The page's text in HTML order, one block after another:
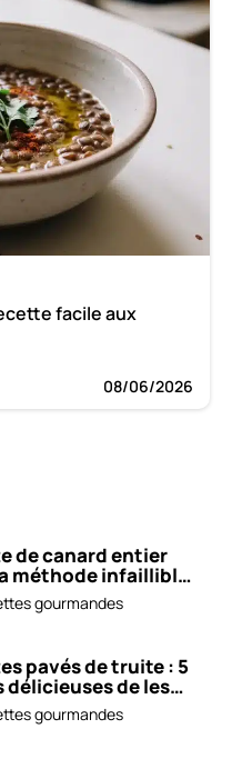
facile aux
08/06/2026
de canard entier
méthode infaillible
gourmandes
pavés de truite : 5
délicieuses de les
! gourmandes